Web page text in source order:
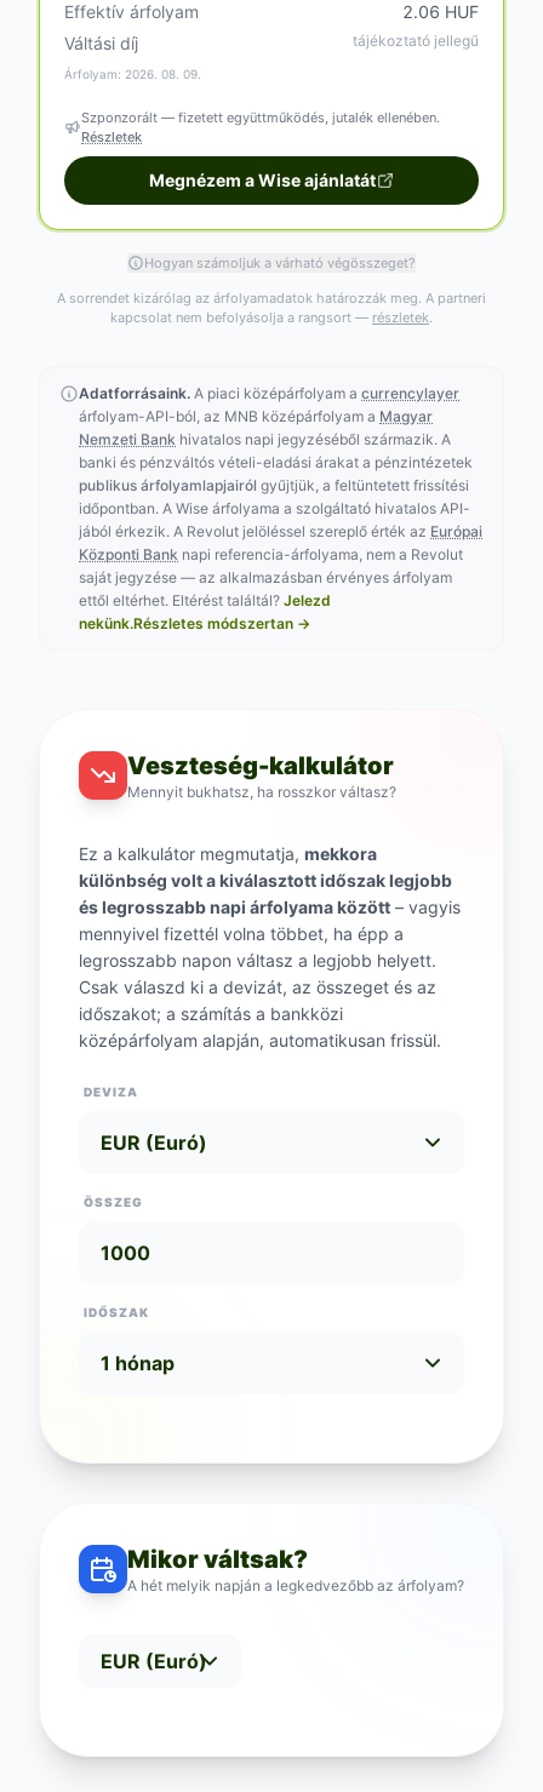
Effektív árfolyam
2.06 HUF
Váltási díj
tájékoztató jellegű
Árfolyam: 2026. 08. 09.
Szponzorált — fizetett együttműködés, jutalék ellenében.
Részletek
Megnézem a Wise ajánlatát
Hogyan számoljuk a várható végösszeget?
A sorrendet kizárólag az árfolyamadatok határozzák meg. A partneri
kapcsolat nem befolyásolja a rangsort — részletek.
Adatforrásaink. A piaci középárfolyam a currencylayer
árfolyam-API-ból, az MNB középárfolyam a Magyar
Nemzeti Bank hivatalos napi jegyzéséből származik. A
banki és pénzváltós vételi-eladási árakat a pénzintézetek
publikus árfolyamlapjairól gyűjtjük, a feltüntetett frissítési
időpontban. A Wise árfolyama a szolgáltató hivatalos API-
jából érkezik. A Revolut jelöléssel szereplő érték az Európai
Központi Bank napi referencia-árfolyama, nem a Revolut
saját jegyzése — az alkalmazásban érvényes árfolyam
ettől eltérhet. Eltérést találtál? Jelezd
nekünk.Részletes módszertan →
Veszteség-kalkulátor
Mennyit bukhatsz, ha rosszkor váltasz?
Ez a kalkulátor megmutatja, mekkora
különbség volt a kiválasztott időszak legjobb
és legrosszabb napi árfolyama között – vagyis
mennyivel fizettél volna többet, ha épp a
legrosszabb napon váltasz a legjobb helyett.
Csak válaszd ki a devizát, az összeget és az
időszakot; a számítás a bankközi
középárfolyam alapján, automatikusan frissül.
DEVIZA
ÖSSZEG
IDŐSZAK
Mikor váltsak?
A hét melyik napján a legkedvezőbb az árfolyam?